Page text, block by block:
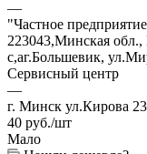
—
"Частное
223043,Минская
с,аг.Большевик,
Сервисный центр
—
г. Минск ул.Кирова 23
40 руб./шт
Мало